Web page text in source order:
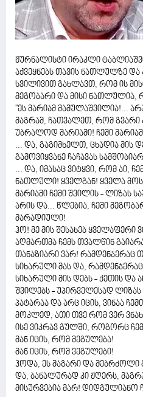
ჟურნალისტი ირაკლი
აქვეყნებს თავის ნათლულზე და
სვილივით გახლავთ, რომ ის
მეგობარი და მისი ნათლულია,
''ეს მარიამ მამულაშვილია!...
მაგრამ, ჩათვალეთ, რომ გვარი
უბრალოდ მარიამი! ჩემი
... და, გაგიმხელთ, ცხადია მის
გამოვიყვანე ჩაჩავას
... და, იმასაც ვიტყვი, რომ აი,
ნათლული! ყველგან! ყველა
მარიამი ჩემი შვილის - ლიზას
არის და... წლებია, ჩემი
მარადიული!
ჰო! მე მის შესახებ ყველაფერი
აღმართმა ჩემს თვალწინ
თანაზიარი ვარ! რამდენჯერაც
სიხარული მას და, რამდენჯერაც
სიხარული მის დებს - ქეთის და
შვილებს - უპირველესად
პატარაა და არც იცის, ვინაა
მოკლედ, ათი თვე რომ ვერ
ისე ვიკრავ გულში, როგორც
მან იცის, რომ მეგულება!
მან იცის, რომ ვეგულები!
ჰოდა, ეს მაგარი და მებრძოლი
და, ბანალურად კი ჟღერს,
მისურვებია მარ! დიდგულიანო